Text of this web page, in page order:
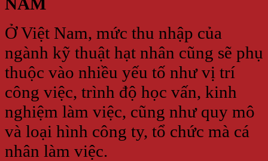
Ở Việt Nam, mức thu nhập của
ngành kỹ thuật hạt nhân cũng sẽ phụ
thuộc vào nhiều yếu tố như vị trí
công việc, trình độ học vấn, kinh
nghiệm làm việc, cũng như quy mô
và loại hình công ty, tổ chức mà cá
nhân làm việc.